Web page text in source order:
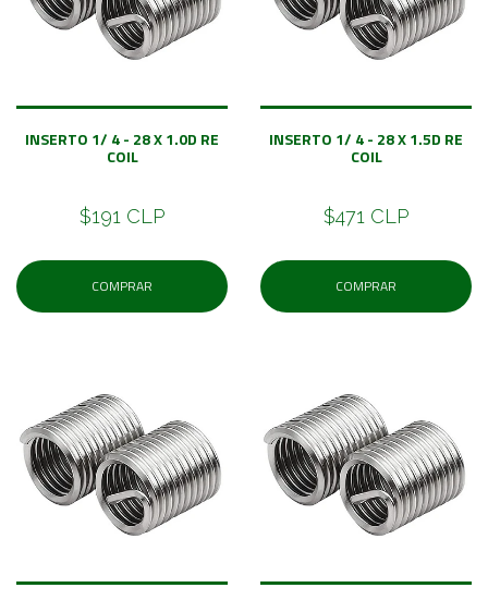
INSERTO 1/ 4 - 28 X 1.0D RE
COIL
$191 CLP
COMPRAR
INSERTO 1/ 4 - 28 X 1.5D RE
COIL
$471 CLP
COMPRAR